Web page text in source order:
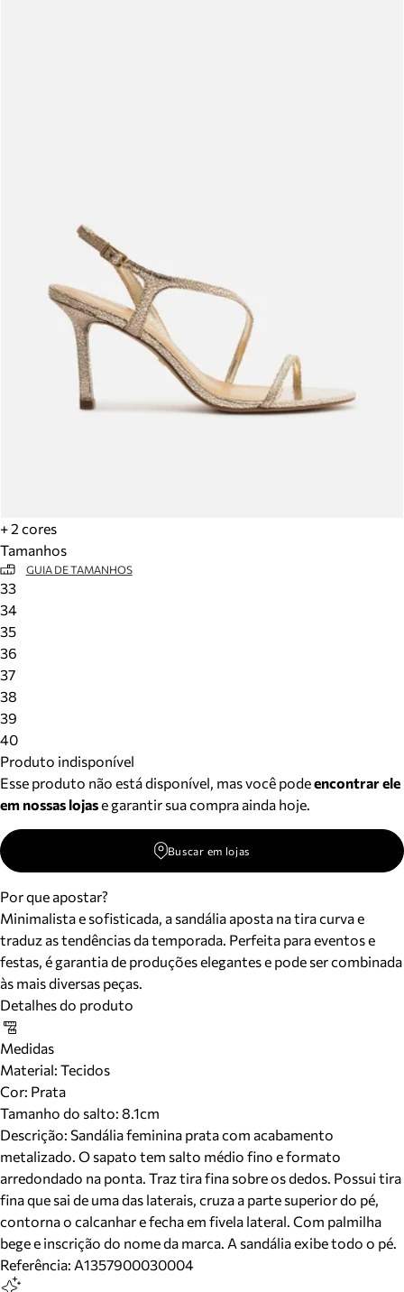
+ 2 cores
Tamanhos
GUIA DE TAMANHOS
33
34
35
36
37
38
39
40
Produto indisponível
Esse produto não está disponível, mas você podeencontrar ele
em nossas lojase garantir sua compra ainda hoje.
Buscar em lojas
Por que apostar?
Minimalista e sofisticada, a sandália aposta na tira curva e
traduz as tendências da temporada. Perfeita para eventos e
festas, é garantia de produções elegantes e pode ser combinada
às mais diversas peças.
Detalhes do produto
Medidas
Material: Tecidos
Cor: Prata
Tamanho do salto: 8.1cm
Descrição: Sandália feminina prata com acabamento
metalizado. O sapato tem salto médio fino e formato
arredondado na ponta. Traz tira fina sobre os dedos. Possui tira
fina que sai de uma das laterais, cruza a parte superior do pé,
contorna o calcanhar e fecha em fivela lateral. Com palmilha
bege e inscrição do nome da marca. A sandália exibe todo o pé.
Referência: A1357900030004